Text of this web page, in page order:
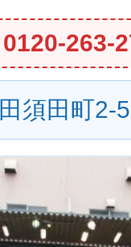
0120-263-
須田町2-